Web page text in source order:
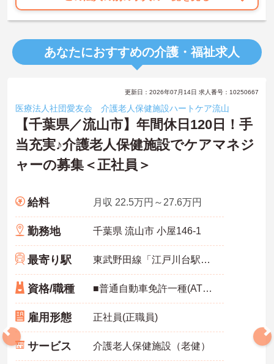
あなたにおすすめの介護・福祉求人
更新日：2026年07月14日 求人番号：10250667
医療法人社団愛友会 介護老人保健施設ハートケア流山
【千葉県／流山市】年間休日120日！手
当充実♪介護老人保健施設でケアマネジ
ャーの募集＜正社員＞
給料 月収 22.5万円～27.6万円
勤務地 千葉県 流山市 小屋146-1
最寄り駅 東武野田線「江戸川台駅」バス・車5分
資格/職種 ■普通自動車免許一種(AT限定可)必須 ■word・Excelの基本操作
雇用形態 正社員(正職員)
サービス 介護老人保健施設（老健）